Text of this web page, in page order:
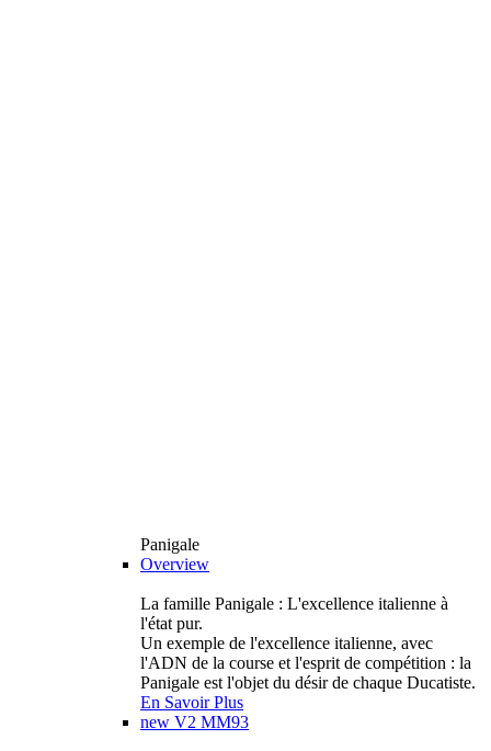
Panigale
Overview
La famille Panigale : L'excellence italienne à
l'état pur.
Un exemple de l'excellence italienne, avec
l'ADN de la course et l'esprit de compétition : la
Panigale est l'objet du désir de chaque Ducatiste.
En Savoir Plus
new V2 MM93